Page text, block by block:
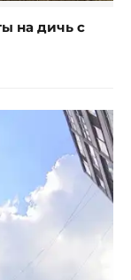
на дичь с